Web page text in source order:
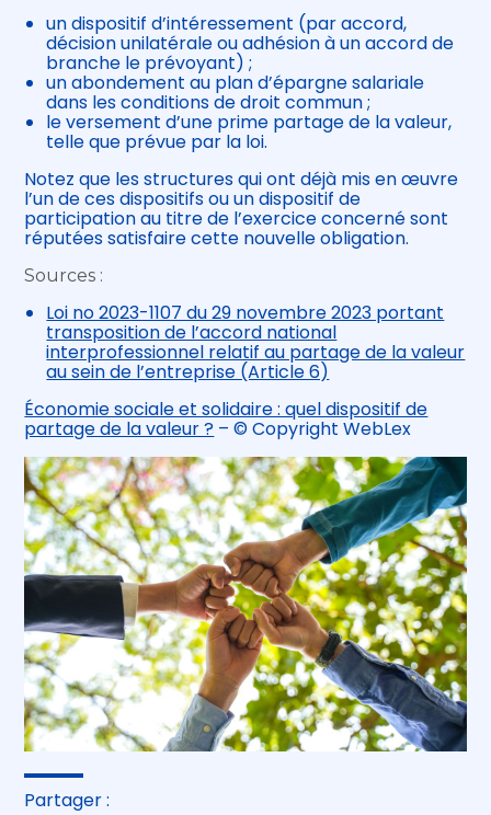
un dispositif d’intéressement (par accord,
décision unilatérale ou adhésion à un accord de
branche le prévoyant) ;
un abondement au plan d’épargne salariale
dans les conditions de droit commun ;
le versement d’une prime partage de la valeur,
telle que prévue par la loi.
Notez que les structures qui ont déjà mis en œuvre
l’un de ces dispositifs ou un dispositif de
participation au titre de l’exercice concerné sont
réputées satisfaire cette nouvelle obligation.
Sources :
Loi no 2023-1107 du 29 novembre 2023 portant
transposition de l’accord national
interprofessionnel relatif au partage de la valeur
au sein de l’entreprise (Article 6)
Économie sociale et solidaire : quel dispositif de
partage de la valeur ? – © Copyright WebLex
Partager :